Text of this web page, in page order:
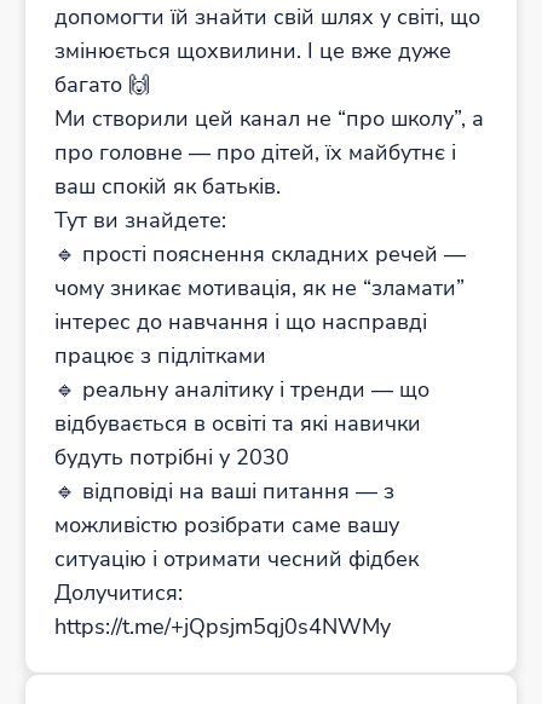
допомогти їй знайти свій шлях у світі, що
змінюється щохвилини. І це вже дуже
багато 🙌
Ми створили цей канал не “про школу”, а
про головне — про дітей, їх майбутнє і
ваш спокій як батьків.
Тут ви знайдете:
🔹 прості пояснення складних речей —
чому зникає мотивація, як не “зламати”
інтерес до навчання і що насправді
працює з підлітками
🔹 реальну аналітику і тренди — що
відбувається в освіті та які навички
будуть потрібні у 2030
🔹 відповіді на ваші питання — з
можливістю розібрати саме вашу
ситуацію і отримати чесний фідбек
Долучитися:
https://t.me/+jQpsjm5qj0s4NWMy